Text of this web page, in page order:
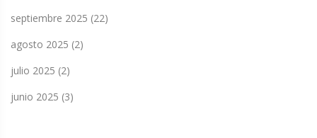
septiembre 2025 (22)
agosto 2025 (2)
julio 2025 (2)
junio 2025 (3)